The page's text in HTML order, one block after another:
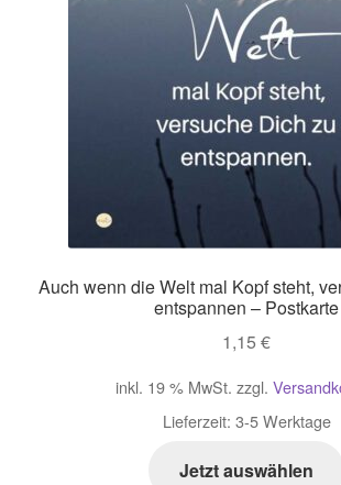
Auch wenn die Welt mal Kopf steht,
entspannen – Postkarte
1,15 €
inkl. 19 % MwSt. zzgl.
Lieferzeit: 3-5 Werktage
Jetzt auswählen